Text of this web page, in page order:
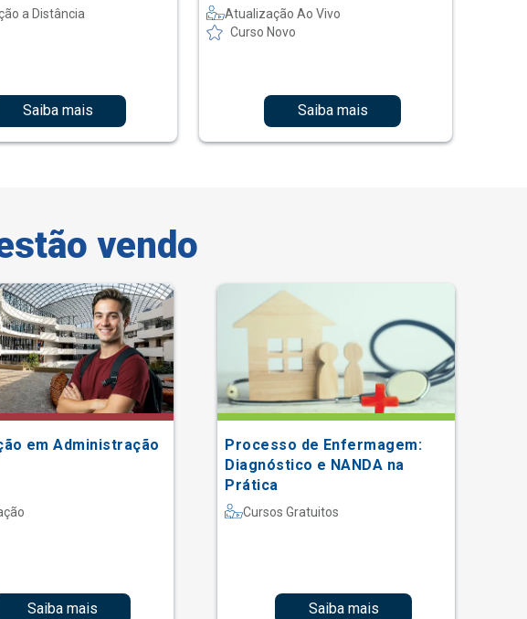
a Distância
Saiba mais
Atualização Ao Vivo
Curso Novo
Saiba mais
vendo
em Administração
Saiba mais
Processo de Enfermagem:
Diagnóstico e NANDA na
Prática
Cursos Gratuitos
Saiba mais